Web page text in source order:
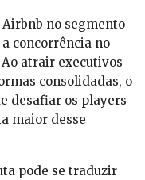
no segmento
concorrência no
atrair executivos
consolidadas, o
desafiar os players
maior desse
pode se traduzir